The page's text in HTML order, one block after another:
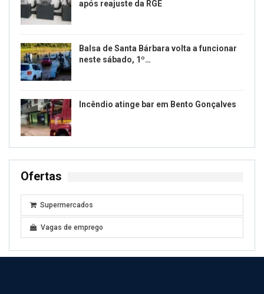
após reajuste da RGE
Balsa de Santa Bárbara volta a funcionar
neste sábado, 1º…
Incêndio atinge bar em Bento Gonçalves
Ofertas
Supermercados
Vagas de emprego